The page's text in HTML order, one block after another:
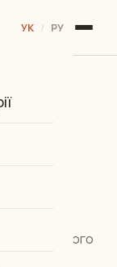
УК / РУ
кухня
з
вин.
чи особливого